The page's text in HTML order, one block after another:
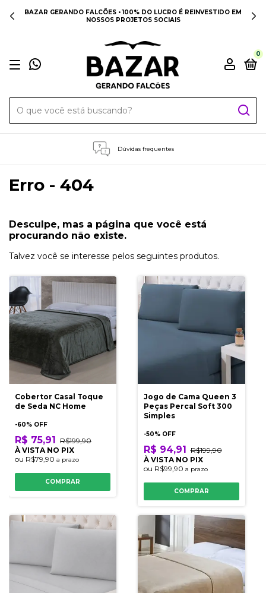
BAZAR GERANDO FALCÕES • 100% DO LUCRO É REINVESTIDO EM
NOSSOS PROJETOS SOCIAIS
0
Dúvidas frequentes
Erro - 404
Desculpe, mas a página que você está
procurando não existe.
Talvez você se interesse pelos seguintes produtos.
Cobertor Casal Toque
de Seda NC Home
-60% OFF
R$ 75,91 R$199,90
À VISTA NO PIX
ou R$79,90 a prazo
COMPRAR
Jogo de Cama Queen 3
Peças Percal Soft 300
Simples
-50% OFF
R$ 94,91 R$199,90
À VISTA NO PIX
ou R$99,90 a prazo
COMPRAR